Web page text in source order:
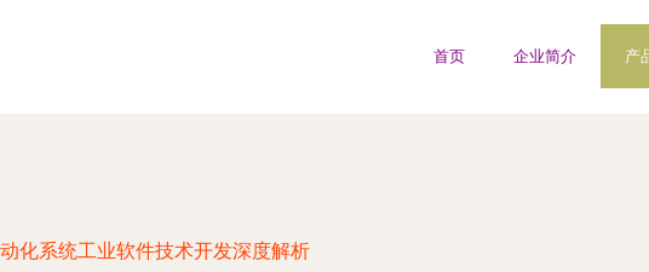
首页 企业简介 产
化系统工业软件技术开发深度解析